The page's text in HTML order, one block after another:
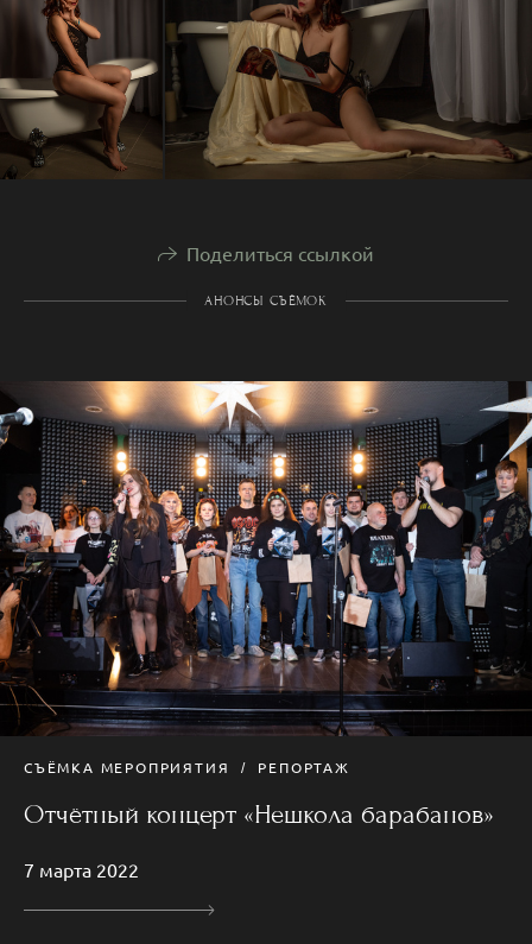
Поделиться ссылкой
АНОНСЫ СЪЁМОК
СЪЁМКА МЕРОПРИЯТИЯ РЕПОРТАЖ
Отчётный концерт «Нешкола барабанов»
7 марта 2022